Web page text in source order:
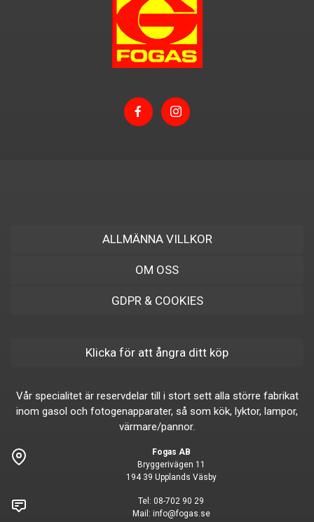
ALLMÄNNA VILLKOR
OM OSS
GDPR & COOKIES
Klicka för att ångra ditt köp
Vår specialitet är reservdelar till i stort sett alla större fabrikat
inom gasol och fotogenapparater, så som kök, lyktor, lampor,
värmare/pannor.
Fogas AB
Bryggerivägen 11
194 39 Upplands Väsby
Tel: 08-702 90 29
Mail: info@fogas.se